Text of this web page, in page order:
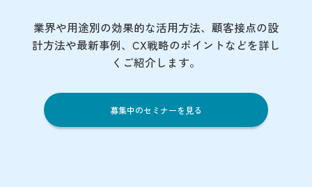
業界や用途別の効果的な活用方法、顧客接点の設
計方法や最新事例、CX戦略のポイントなどを詳し
くご紹介します。
募集中のセミナーを見る